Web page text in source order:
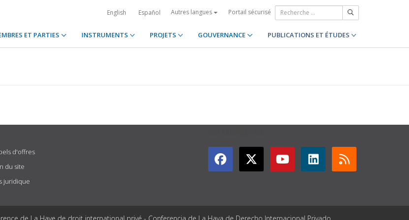
English Español Autres langues Portail sécurisé
ET PARTIES INSTRUMENTS PROJETS GOUVERNANCE PUBLICATIONS ET ÉTUDES
d'offres
du site
juridique